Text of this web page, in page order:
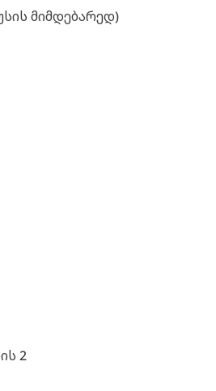
მიმდებარედ)
2